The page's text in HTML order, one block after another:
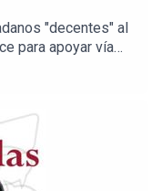
"decentes" al
para apoyar vía
julioastilleroEnl
BBVA a
01539408017